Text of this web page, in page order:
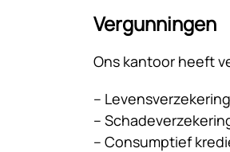
Vergunningen
Ons kantoor heeft
–
–
– Consumptief